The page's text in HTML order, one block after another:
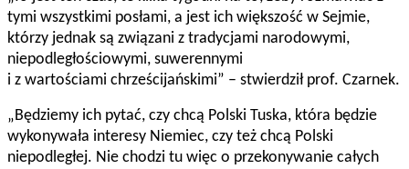
tymi wszystkimi posłami, a jest ich większość w Sejmie,
którzy jednak są związani z tradycjami narodowymi,
niepodległościowymi, suwerennymi
i z wartościami chrześcijańskimi” – stwierdził prof. Czarnek.
„Będziemy ich pytać, czy chcą Polski Tuska, która będzie
wykonywała interesy Niemiec, czy też chcą Polski
niepodległej. Nie chodzi tu więc o przekonywanie całych